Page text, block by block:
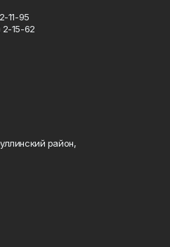
11-95
15-62
район,